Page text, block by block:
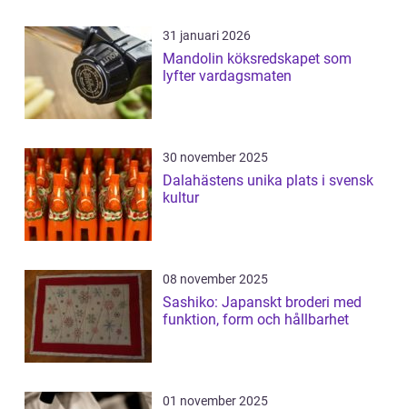
31 januari 2026
Mandolin köksredskapet som
lyfter vardagsmaten
30 november 2025
Dalahästens unika plats i svensk
kultur
08 november 2025
Sashiko: Japanskt broderi med
funktion, form och hållbarhet
01 november 2025